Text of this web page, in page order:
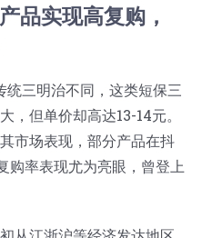
品实现高复购，
三明治不同，这类短保三
，但单价却高达13-14元。
市场表现，部分产品在抖
购率表现尤为亮眼，曾登上